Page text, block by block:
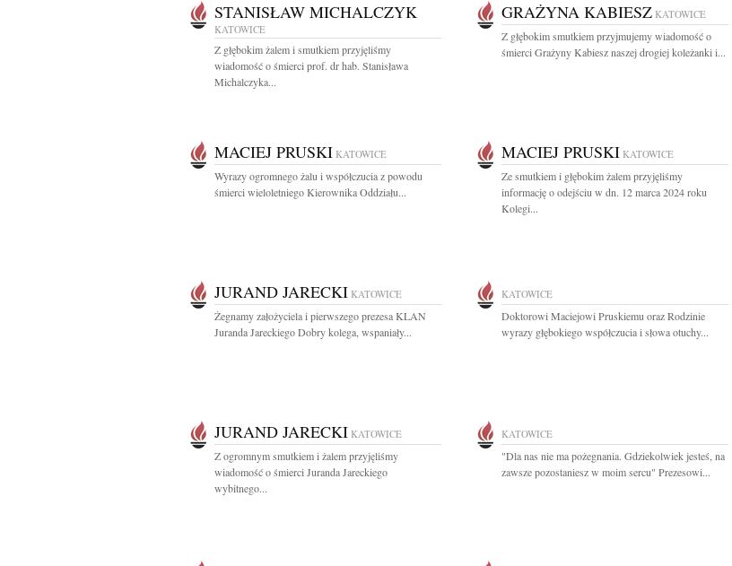
STANISŁAW MICHALCZYK
KATOWICE
Z głębokim żalem i smutkiem przyjęliśmy
wiadomość o śmierci prof. dr hab. Stanisława
Michalczyka...
GRAŻYNA KABIESZ KATOWICE
Z głębokim smutkiem przyjmujemy wiadomość o
śmierci Grażyny Kabiesz naszej drogiej koleżanki i...
MACIEJ PRUSKI KATOWICE
Wyrazy ogromnego żalu i współczucia z powodu
śmierci wieloletniego Kierownika Oddziału...
MACIEJ PRUSKI KATOWICE
Ze smutkiem i głębokim żalem przyjęliśmy
informację o odejściu w dn. 12 marca 2024 roku
Kolegi...
JURAND JARECKI KATOWICE
Żegnamy założyciela i pierwszego prezesa KLAN
Juranda Jareckiego Dobry kolega, wspaniały...
KATOWICE
Doktorowi Maciejowi Pruskiemu oraz Rodzinie
wyrazy głębokiego współczucia i słowa otuchy...
JURAND JARECKI KATOWICE
Z ogromnym smutkiem i żalem przyjęliśmy
wiadomość o śmierci Juranda Jareckiego
wybitnego...
KATOWICE
"Dla nas nie ma pożegnania. Gdziekolwiek jesteś, na
zawsze pozostaniesz w moim sercu" Prezesowi...